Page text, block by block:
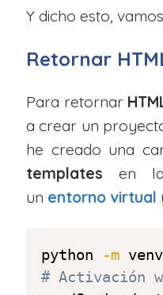
Y dicho esto,
Retornar
Para retornar
a crear un
he creado una
templates en
un entorno virtual
python -m venv
# Activación